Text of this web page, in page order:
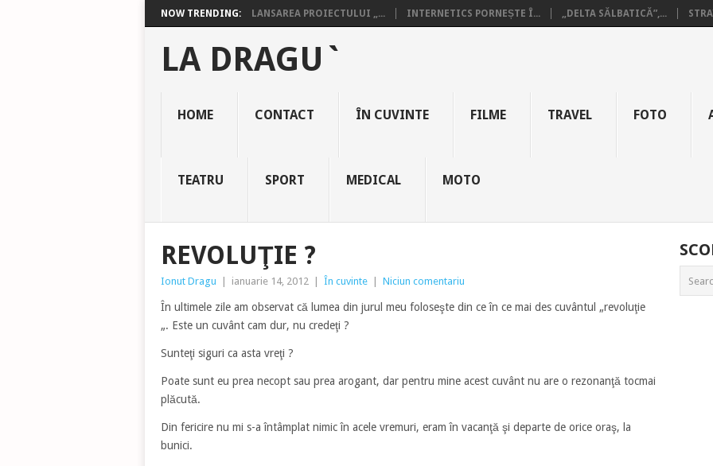
NOW TRENDING: LANSAREA PROIECTULUI „... INTERNETICS PORNEȘTE Î... „DELTA SĂLBATICĂ”,...
LA DRAGU`
HOME CONTACT ÎN CUVINTE FILME TRAVEL FOTO
TEATRU SPORT MEDICAL MOTO
REVOLUŢIE ?
Ionut Dragu ianuarie 14, 2012 În cuvinte Niciun comentariu
În ultimele zile am observat că lumea din jurul meu foloseşte din ce în ce mai des cuvântul „revoluţie
„. Este un cuvânt cam dur, nu credeţi ?
Sunteţi siguri ca asta vreţi ?
Poate sunt eu prea necopt sau prea arogant, dar pentru mine acest cuvânt nu are o rezonanţă tocmai
plăcută.
Din fericire nu mi s-a întâmplat nimic în acele vremuri, eram în vacanţă şi departe de orice oraş, la
bunici.